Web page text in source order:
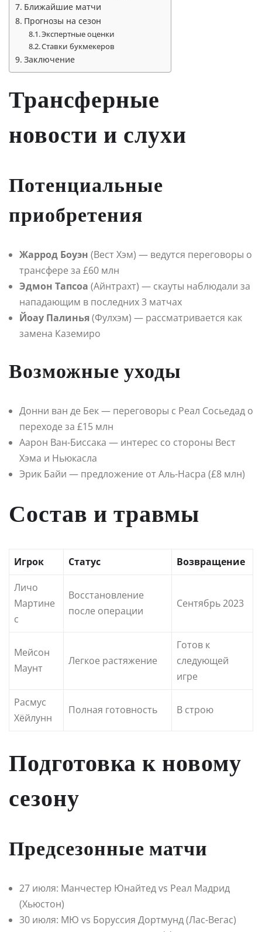
Ближайшие матчи
Прогнозы на сезон
Экспертные оценки
Ставки букмекеров
Заключение
Трансферные
новости и слухи
Потенциальные
приобретения
Жаррод Боуэн (Вест Хэм) — ведутся переговоры о
трансфере за £60 млн
Эдмон Тапсоа (Айнтрахт) — скауты наблюдали за
нападающим в последних 3 матчах
Йоау Палинья(Фулхэм) — рассматривается как
замена Каземиро
Возможные уходы
Донни ван де Бек — переговоры с Реал Сосьедад о
переходе за £15 млн
Аарон Ван-Биссака — интерес со стороны Вест
Хэма и Ньюкасла
Эрик Байи — предложение от Аль-Насра (£8 млн)
Состав и травмы
Игрок Статус
Возвращение
Личо
Мартине
с
Восстановление
после операции
Сентябрь 2023
Мейсон
Маунт
Легкое растяжение
Готов к
следующей
игре
Расмус
Хёйлунн
Полная готовность В строю
Подготовка к новому
сезону
Предсезонные матчи
27 июля: Манчестер Юнайтед vs Реал Мадрид
(Хьюстон)
30 июля: МЮ vs Боруссия Дортмунд (Лас-Вегас)